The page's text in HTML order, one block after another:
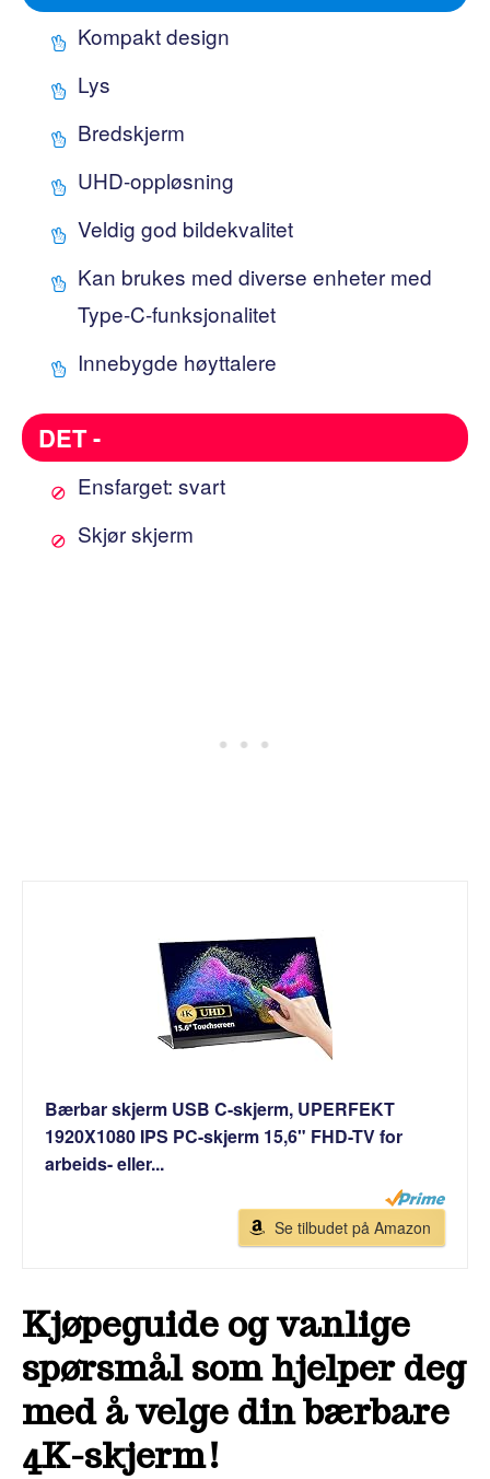
Kompakt design
Lys
Bredskjerm
UHD-oppløsning
Veldig god bildekvalitet
Kan brukes med diverse enheter med
Type-C-funksjonalitet
Innebygde høyttalere
DET -
Ensfarget: svart
Skjør skjerm
Bærbar skjerm USB C-skjerm, UPERFEKT
1920X1080 IPS PC-skjerm 15,6" FHD-TV for
arbeids- eller...
Se tilbudet på Amazon
Kjøpeguide og vanlige
spørsmål som hjelper deg
med å velge din bærbare
4K-skjerm!